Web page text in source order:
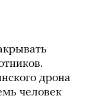
дрона
человек